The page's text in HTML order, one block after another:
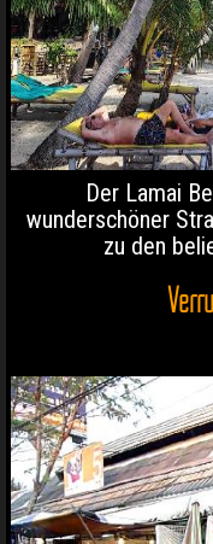
Der Lamai
wunderschöner
zu den